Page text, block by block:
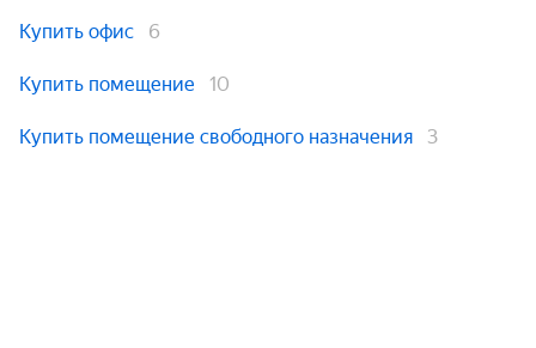
Купить офис 6
Купить помещение 10
Купить помещение свободного назначения 3